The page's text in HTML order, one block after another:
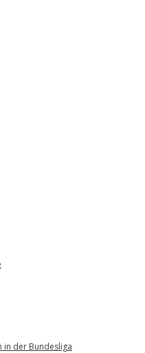
in der Bundesliga